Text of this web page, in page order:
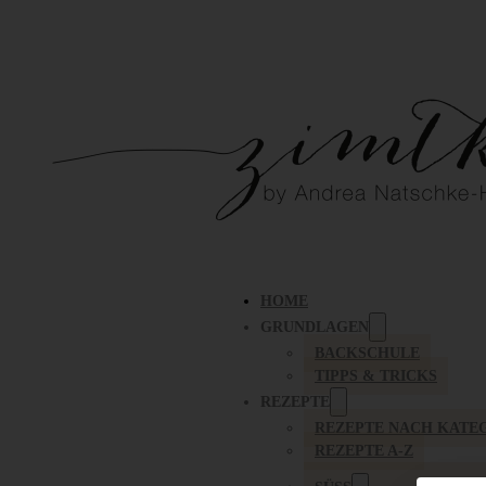
HOME
GRUNDLAGEN
BACKSCHULE
TIPPS & TRICKS
REZEPTE
REZEPTE NACH
REZEPTE A-Z